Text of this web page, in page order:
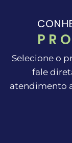
Selecione o
fale
atendimento